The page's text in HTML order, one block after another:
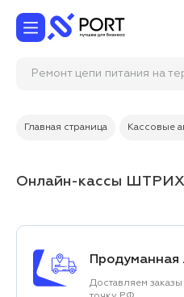
Ремонт цепи питания на
Главная страница Кассовые
Онлайн-кассы
Продуманная
Доставляем